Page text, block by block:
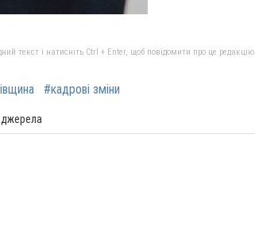
текст і натисніть Ctrl + Enter, щоб повідомити про це редакцію
#кадрові зміни
джерела